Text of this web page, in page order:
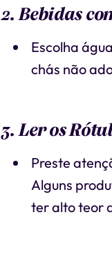
2. Bebidas
Escolha
chás não
3. Ler os
Preste
Alguns
ter alto teor